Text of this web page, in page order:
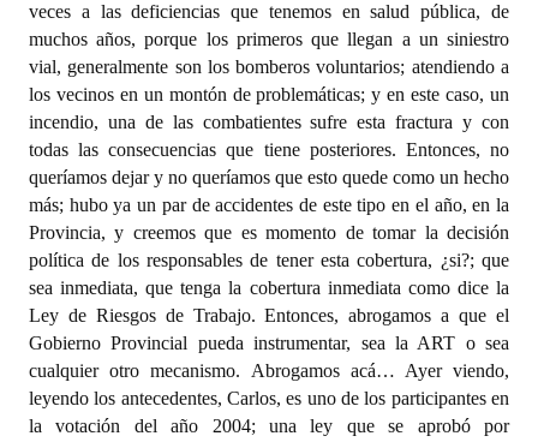
veces a las deficiencias que tenemos en salud pública, de
muchos años, porque los primeros que llegan a un siniestro
vial, generalmente son los bomberos voluntarios; atendiendo a
los vecinos en un montón de problemáticas; y en este caso, un
incendio, una de las combatientes sufre esta fractura y con
todas las consecuencias que tiene posteriores. Entonces, no
queríamos dejar y no queríamos que esto quede como un hecho
más; hubo ya un par de accidentes de este tipo en el año, en la
Provincia, y creemos que es momento de tomar la decisión
política de los responsables de tener esta cobertura, ¿si?; que
sea inmediata, que tenga la cobertura inmediata como dice la
Ley de Riesgos de Trabajo. Entonces, abrogamos a que el
Gobierno Provincial pueda instrumentar, sea la ART o sea
cualquier otro mecanismo. Abrogamos acá… Ayer viendo,
leyendo los antecedentes, Carlos, es uno de los participantes en
la votación del año 2004; una ley que se aprobó por